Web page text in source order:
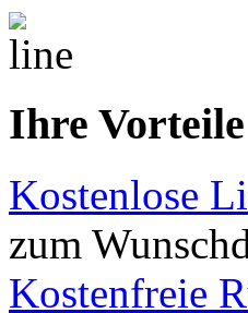
Ihre Vorteile
Kostenlose
zum
Kostenfreie